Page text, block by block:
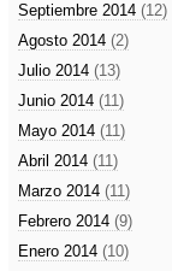
Septiembre 2014 (12)
Agosto 2014 (2)
Julio 2014 (13)
Junio 2014 (11)
Mayo 2014 (11)
Abril 2014 (11)
Marzo 2014 (11)
Febrero 2014 (9)
Enero 2014 (10)